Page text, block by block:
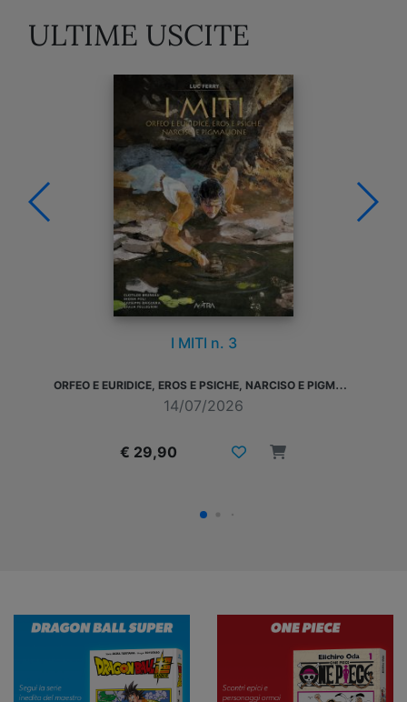
ULTIME USCITE
MY LOVE STORY WITH YAMADA-KUN AT
14/07/2026
€ 7,50